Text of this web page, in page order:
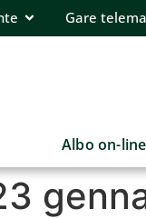
Gare
Albo on-line